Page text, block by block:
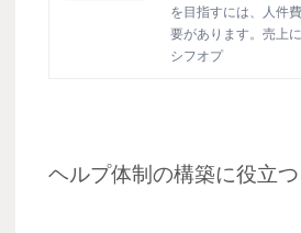
を目指すには、人件
要があります。売上
人件費を投入できる
シフオプ
ヘルプ体制の構築に役立つ